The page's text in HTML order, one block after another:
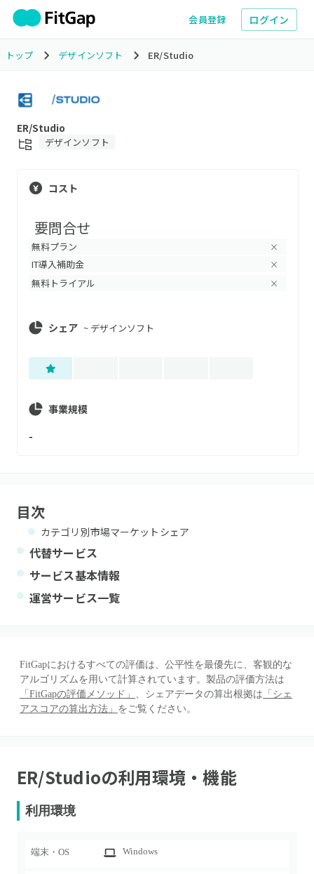
会員登録 ログイン
トップ デザインソフト ER/Studio
ER/Studio
デザインソフト
コスト
要問合せ
無料プラン ×
IT導入補助金 ×
無料トライアル ×
シェア ~ デザインソフト
事業規模
-
目次
カテゴリ別市場マーケットシェア
代替サービス
サービス基本情報
運営サービス一覧
FitGapにおけるすべての評価は、公平性を最優先に、客観的な
アルゴリズムを用いて計算されています。製品の評価方法は
「FitGapの評価メソッド」 、シェアデータの算出根拠は 「シェ
アスコアの算出方法」 をご覧ください。
ER/Studioの利用環境・機能
利用環境
端末・OS Windows